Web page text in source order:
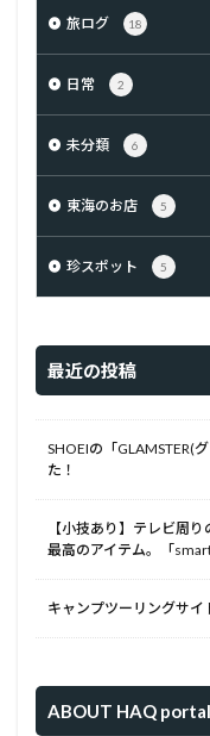
旅ログ 18
日常 2
未分類 6
東海のお店 5
珍スポット 5
最近の投稿
SHOEIの「GLAMSTER(
た！
【小技あり】テレビ周
最高のアイテム。「
キャンプツーリングサイ
ABOUT HAQ portal